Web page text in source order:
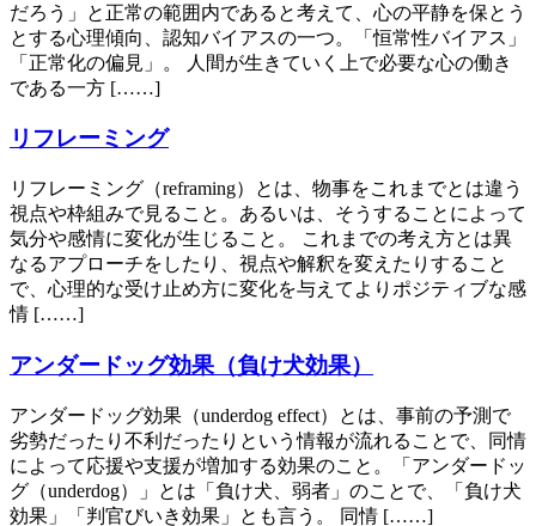
だろう」と正常の範囲内であると考えて、心の平静を保とう
とする心理傾向、認知バイアスの一つ。「恒常性バイアス」
「正常化の偏見」。 人間が生きていく上で必要な心の働き
である一方 [……]
リフレーミング
リフレーミング（reframing）とは、物事をこれまでとは違う
視点や枠組みで見ること。あるいは、そうすることによって
気分や感情に変化が生じること。 これまでの考え方とは異
なるアプローチをしたり、視点や解釈を変えたりすること
で、心理的な受け止め方に変化を与えてよりポジティブな感
情 [……]
アンダードッグ効果（負け犬効果）
アンダードッグ効果（underdog effect）とは、事前の予測で
劣勢だったり不利だったりという情報が流れることで、同情
によって応援や支援が増加する効果のこと。「アンダードッ
グ（underdog）」とは「負け犬、弱者」のことで、「負け犬
効果」「判官びいき効果」とも言う。 同情 [……]